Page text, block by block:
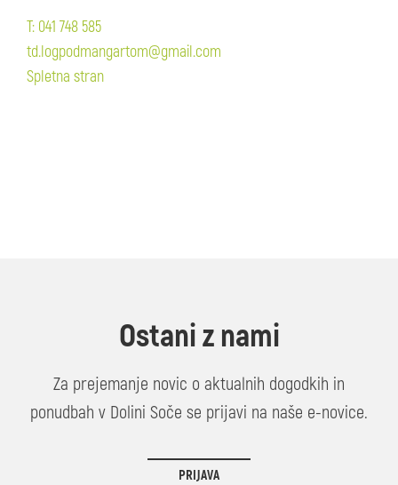
T: 041 748 585
td.logpodmangartom@gmail.com
Spletna stran
Ostani z nami
Za prejemanje novic o aktualnih dogodkih in
ponudbah v Dolini Soče se prijavi na naše e-novice.
PRIJAVA